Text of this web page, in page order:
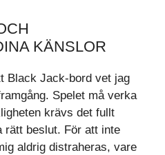
KÄNSLOR
Black Jack-bord vet jag
Spelet må verka
krävs det fullt
rätt beslut. För att inte
aldrig distraheras, vare